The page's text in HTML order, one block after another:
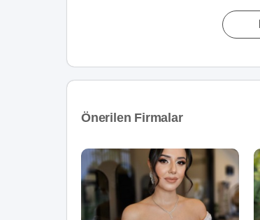
Önerilen Firmalar